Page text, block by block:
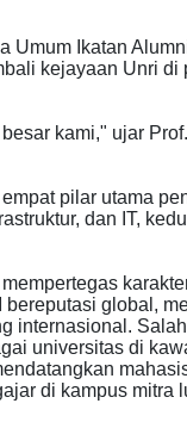
Umum Ikatan
kejayaan Unri di
kami," ujar
pilar utama
dan IT,
global,
internasional.
universitas di
di kampus mitra